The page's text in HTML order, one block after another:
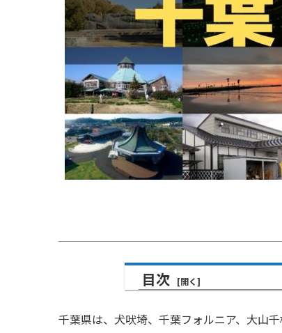
目次
千葉県は、犬吠埼、千葉フォルニア、大山